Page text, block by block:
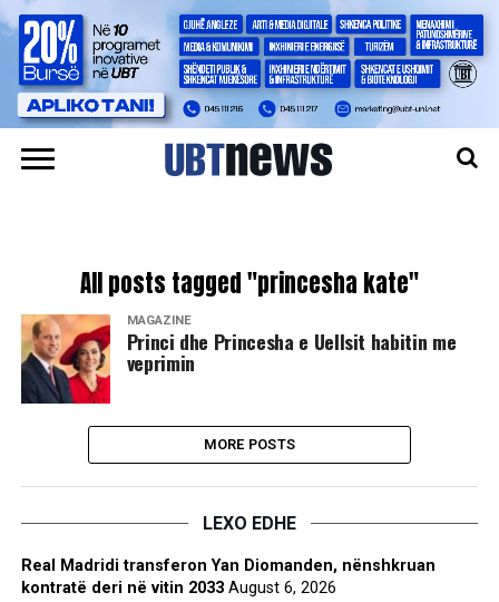
All posts tagged "princesha kate"
MAGAZINË
Princi dhe Princesha e Uellsit habitin me
veprimin
MORE POSTS
LEXO EDHE
Real Madridi transferon Yan Diomanden, nënshkruan
kontratë deri në vitin 2033 August 6, 2026